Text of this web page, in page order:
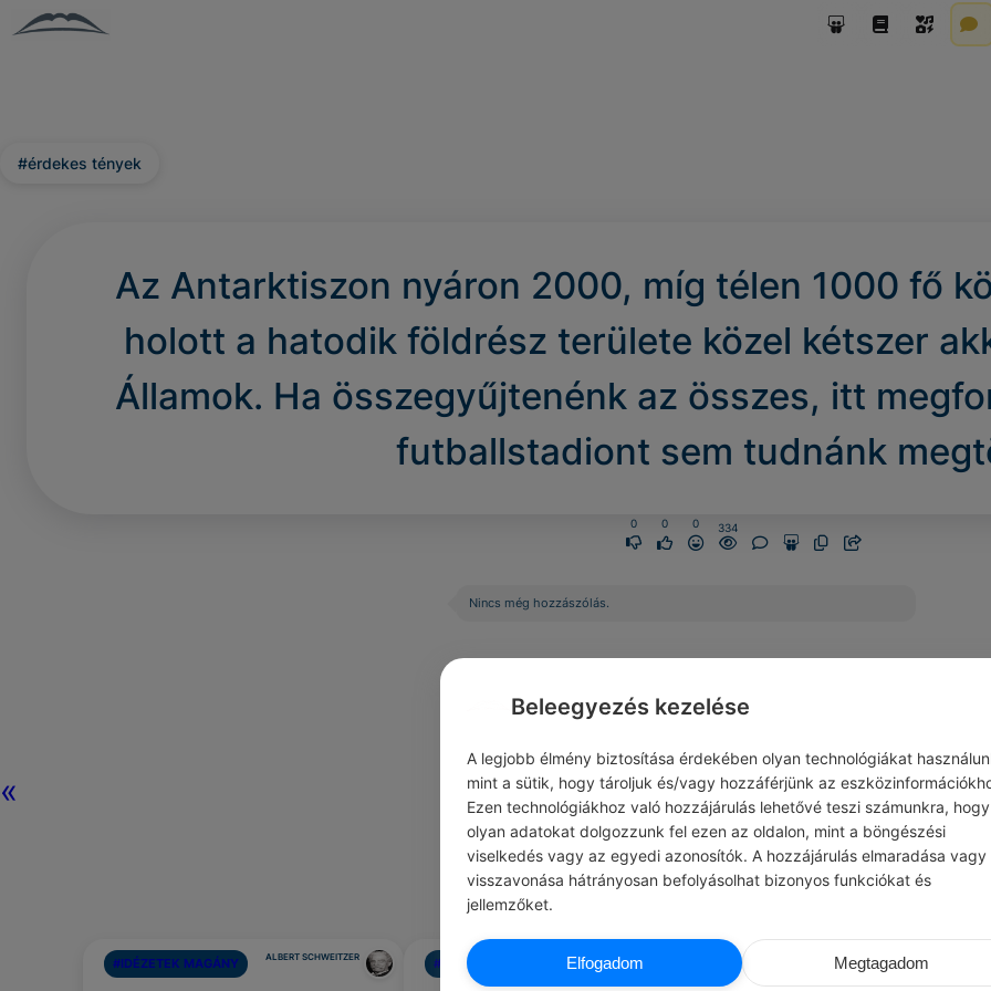
«
#érdekes tények
Az Antarktiszon nyáron 2000, míg télen 1000 fő
holott a hatodik földrész területe közel kétszer
Államok. Ha összegyűjtenénk az összes, itt
futballstadiont sem tudnánk
0 0 0 334
Nincs még hozzászólás.
#IDÉZETEK MAGÁNY ALBERT SCHWEITZER #NAPI SZLOGEN #IDÉZETEK VÉLEMÉNY
Beleegyezés kezelése
A legjobb élmény biztosítása érdekében olyan technológiákat
mint a sütik, hogy tároljuk és/vagy hozzáférjünk az
Ezen technológiákhoz való hozzájárulás lehetővé teszi számunkra, hogy
olyan adatokat dolgozzunk fel ezen az oldalon, mint a böngészési
viselkedés vagy az egyedi azonosítók. A hozzájárulás elmaradása vagy
visszavonása hátrányosan befolyásolhat bizonyos funkciókat és
jellemzőket.
Elfogadom Megtagadom